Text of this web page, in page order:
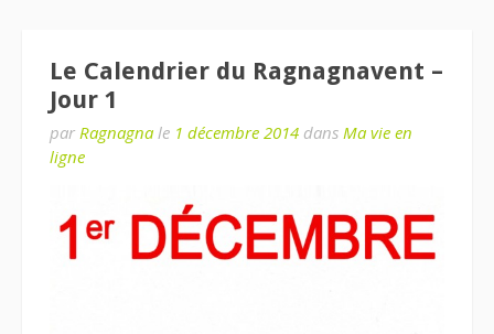
Le Calendrier du Ragnagnavent –
Jour 1
par Ragnagna le 1 décembre 2014 dans Ma vie en
ligne